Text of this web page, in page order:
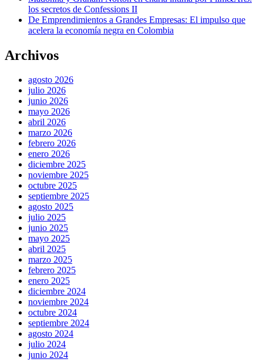
los secretos de Confessions II
De Emprendimientos a Grandes Empresas: El impulso que
acelera la economía negra en Colombia
Archivos
agosto 2026
julio 2026
junio 2026
mayo 2026
abril 2026
marzo 2026
febrero 2026
enero 2026
diciembre 2025
noviembre 2025
octubre 2025
septiembre 2025
agosto 2025
julio 2025
junio 2025
mayo 2025
abril 2025
marzo 2025
febrero 2025
enero 2025
diciembre 2024
noviembre 2024
octubre 2024
septiembre 2024
agosto 2024
julio 2024
junio 2024